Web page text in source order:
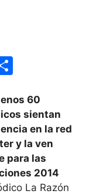
m
p
ar
tir
60
sientan
en la red
y la ven
para las
2014
La Razón